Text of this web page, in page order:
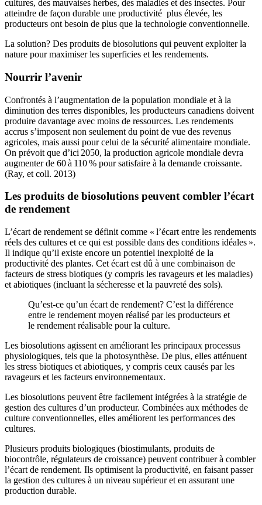
cultures, des mauvaises herbes, des maladies et des insectes. Pour
atteindre de façon durable une productivité plus élevée, les
producteurs ont besoin de plus que la technologie conventionnelle.
La solution? Des produits de biosolutions qui peuvent exploiter la
nature pour maximiser les superficies et les rendements.
Nourrir l’avenir
Confrontés à l’augmentation de la population mondiale et à la
diminution des terres disponibles, les producteurs canadiens doivent
produire davantage avec moins de ressources. Les rendements
accrus s’imposent non seulement du point de vue des revenus
agricoles, mais aussi pour celui de la sécurité alimentaire mondiale.
On prévoit que d’ici 2050, la production agricole mondiale devra
augmenter de 60 à 110 % pour satisfaire à la demande croissante.
(Ray, et coll. 2013)
Les produits de biosolutions peuvent combler l’écart
de rendement
L’écart de rendement se définit comme « l’écart entre les rendements
réels des cultures et ce qui est possible dans des conditions idéales ».
Il indique qu’il existe encore un potentiel inexploité de la
productivité des plantes. Cet écart est dû à une combinaison de
facteurs de stress biotiques (y compris les ravageurs et les maladies)
et abiotiques (incluant la sécheresse et la pauvreté des sols).
Qu’est-ce qu’un écart de rendement? C’est la différence
entre le rendement moyen réalisé par les producteurs et
le rendement réalisable pour la culture.
Les biosolutions agissent en améliorant les principaux processus
physiologiques, tels que la photosynthèse. De plus, elles atténuent
les stress biotiques et abiotiques, y compris ceux causés par les
ravageurs et les facteurs environnementaux.
Les biosolutions peuvent être facilement intégrées à la stratégie de
gestion des cultures d’un producteur. Combinées aux méthodes de
culture conventionnelles, elles améliorent les performances des
cultures.
Plusieurs produits biologiques (biostimulants, produits de
biocontrôle, régulateurs de croissance) peuvent contribuer à combler
l’écart de rendement. Ils optimisent la productivité, en faisant passer
la gestion des cultures à un niveau supérieur et en assurant une
production durable.